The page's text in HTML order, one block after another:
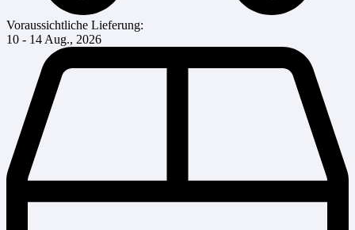
Voraussichtliche Lieferung:
10 - 14 Aug., 2026